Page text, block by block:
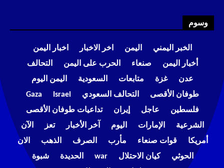
وسوم
الخبر اليمني اليمن اخر الاخبار
اخبار اليمن
أخبار اليمن
صنعاء الحرب على اليمن
التحالف
عدن
غزة متابعات السعودية
اليمن اليوم
طوفان الأقصى
التحالف السعودي Israel
Gaza
فلسطين
عاجل إيران
تداعيات طوفان الأقصى
الشرعية
الإمارات اليوم آخر الأخبار تعز
الآن
أمريكا
قوات صنعاء مأرب الصرف الذهب
الان
الحوثي
كيان الاحتلال war الحديدة
شبوة